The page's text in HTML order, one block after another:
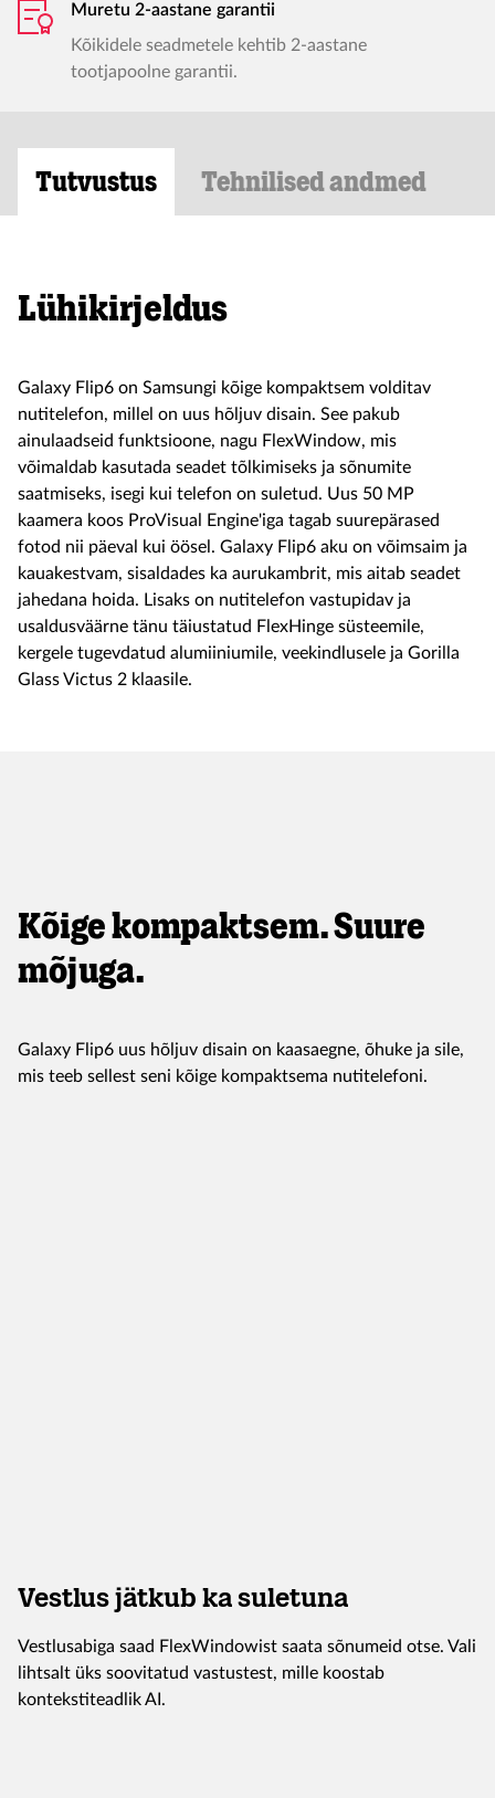
Muretu 2-aastane garantii
Kõikidele seadmetele kehtib 2-aastane
tootjapoolne garantii.
Tutvustus Tehnilised andmed
Lühikirjeldus
Galaxy Flip6 on Samsungi kõige kompaktsem volditav
nutitelefon, millel on uus hõljuv disain. See pakub
ainulaadseid funktsioone, nagu FlexWindow, mis
võimaldab kasutada seadet tõlkimiseks ja sõnumite
saatmiseks, isegi kui telefon on suletud. Uus 50 MP
kaamera koos ProVisual Engine'iga tagab suurepärased
fotod nii päeval kui öösel. Galaxy Flip6 aku on võimsaim ja
kauakestvam, sisaldades ka aurukambrit, mis aitab seadet
jahedana hoida. Lisaks on nutitelefon vastupidav ja
usaldusväärne tänu täiustatud FlexHinge süsteemile,
kergele tugevdatud alumiiniumile, veekindlusele ja Gorilla
Glass Victus 2 klaasile.
Kõige kompaktsem. Suure
mõjuga.
Galaxy Flip6 uus hõljuv disain on kaasaegne, õhuke ja sile,
mis teeb sellest seni kõige kompaktsema nutitelefoni.
Vestlus jätkub ka suletuna
Vestlusabiga saad FlexWindowist saata sõnumeid otse. Vali
lihtsalt üks soovitatud vastustest, mille koostab
kontekstiteadlik AI.